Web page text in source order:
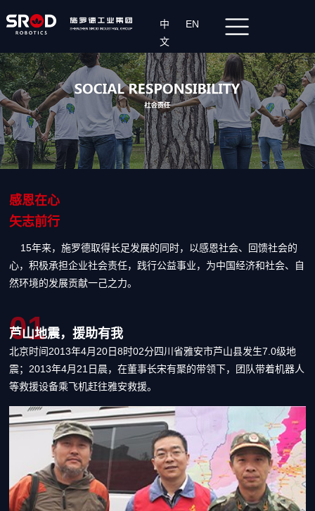
中
文
EN
感恩在心
矢志前行
15年来，施罗德取得长足发展的同时，以感恩社会、回馈社会的
心，积极承担企业社会责任，践行公益事业，为中国经济和社会、自
然环境的发展贡献一己之力。
01
芦山地震，援助有我
北京时间2013年4月20日8时02分四川省雅安市芦山县发生7.0级地
震；2013年4月21日晨，在董事长宋有聚的带领下，团队带着机器人
等救援设备乘飞机赶往雅安救援。